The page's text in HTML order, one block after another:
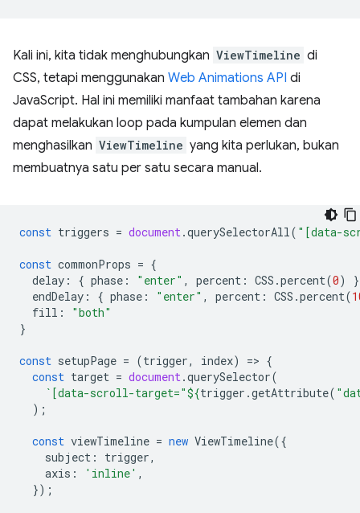
Kali ini, kita tidak menghubungkan ViewTimeline di
CSS, tetapi menggunakan Web Animations API di
JavaScript. Hal ini memiliki manfaat tambahan karena
dapat melakukan loop pada kumpulan elemen dan
menghasilkan ViewTimeline yang kita perlukan, bukan
membuatnya satu per satu secara manual.
const triggers = document.querySelectorAll( "[data-
const commonProps = {
delay : { phase : "enter" , percent : CSS .percent(0)
endDelay : { phase : "enter" , percent : CSS .percent(
fill :
"both"
}
const setupPage = (trigger, index) => {
const target = document.querySelector(
`[data-scroll-target="${trigger .getAttribute(
);
const viewTimeline = new ViewTimeline({
subject : trigger,
axis : 'inline' ,
});